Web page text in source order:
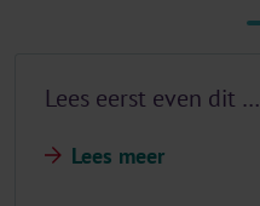
Lees eerst even dit …
Lees meer